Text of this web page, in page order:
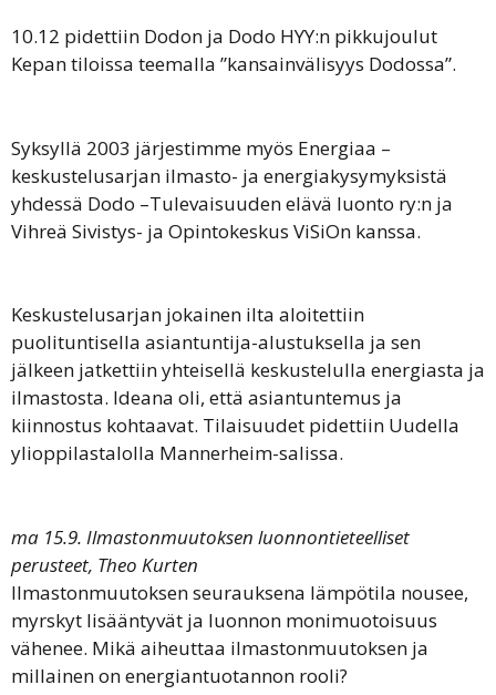
10.12 pidettiin Dodon ja Dodo HYY:n pikkujoulut
Kepan tiloissa teemalla ”kansainvälisyys Dodossa”.
Syksyllä 2003 järjestimme myös Energiaa –
keskustelusarjan ilmasto- ja energiakysymyksistä
yhdessä Dodo –Tulevaisuuden elävä luonto ry:n ja
Vihreä Sivistys- ja Opintokeskus ViSiOn kanssa.
Keskustelusarjan jokainen ilta aloitettiin
puolituntisella asiantuntija-alustuksella ja sen
jälkeen jatkettiin yhteisellä keskustelulla energiasta ja
ilmastosta. Ideana oli, että asiantuntemus ja
kiinnostus kohtaavat. Tilaisuudet pidettiin Uudella
ylioppilastalolla Mannerheim-salissa.
ma 15.9. Ilmastonmuutoksen luonnontieteelliset
perusteet, Theo Kurten
Ilmastonmuutoksen seurauksena lämpötila nousee,
myrskyt lisääntyvät ja luonnon monimuotoisuus
vähenee. Mikä aiheuttaa ilmastonmuutoksen ja
millainen on energiantuotannon rooli?